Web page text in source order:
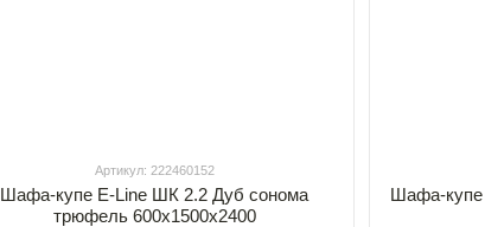
Артикул: 222460152
Шафа-купе E-Line ШК 2.2 Дуб сонома
трюфель 600х1500х2400
Шафа-